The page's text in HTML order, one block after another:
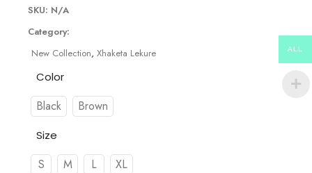
SKU: N/A
Category:
New Collection, Xhaketa Lekure
Color
Black Brown
Size
S M L XL
ALL